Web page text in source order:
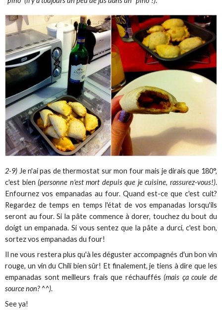
2-9) Je n'ai pas de thermostat sur mon four mais je dirais que 180°,
c'est bien (personne n'est mort depuis que je cuisine, rassurez-vous!).
Enfournez vos empanadas au four. Quand est-ce que c'est cuit?
Regardez de temps en temps l'état de vos empanadas lorsqu'ils
seront au four. Si la pâte commence à dorer, touchez du bout du
doigt un empanada. Si vous sentez que la pâte a durci, c'est bon,
sortez vos empanadas du four!
Il ne vous restera plus qu'à les déguster accompagnés d'un bon vin
rouge, un vin du Chili bien sûr! Et finalement, je tiens à dire que les
empanadas sont meilleurs frais que réchauffés (mais ça coule de
source non? ^^).
See ya!